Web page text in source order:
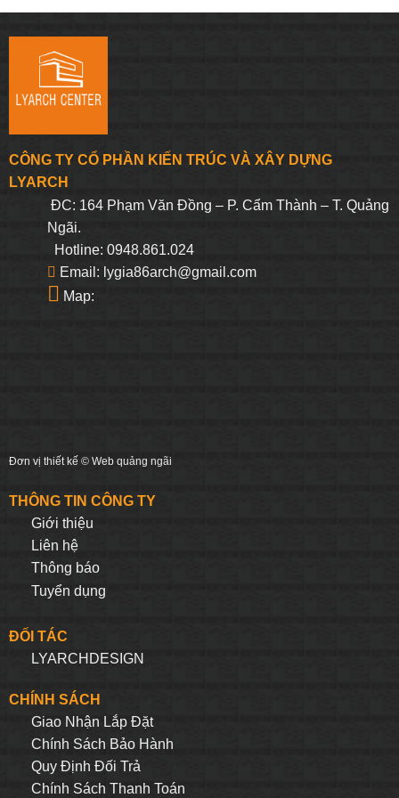
475.000₫.
CÔNG TY CỔ PHẦN KIẾN TRÚC VÀ XÂY DỰNG
LYARCH
ĐC: 164 Phạm Văn Đồng – P. Cẩm Thành – T. Quảng
Ngãi.
Hotline: 0948.861.024
Email: lygia86arch@gmail.com
Map:
Đơn vị thiết kế © Web quảng ngãi
THÔNG TIN CÔNG TY
Giới thiệu
Liên hệ
Thông báo
Tuyển dụng
ĐỐI TÁC
LYARCHDESIGN
CHÍNH SÁCH
Giao Nhận Lắp Đặt
Chính Sách Bảo Hành
Quy Định Đối Trả
Chính Sách Thanh Toán